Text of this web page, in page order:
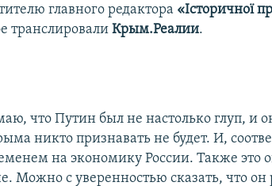
главного редактора «Історичної
транслировалиКрым.Реалии.
что Путин был не настолько глуп, и
никто признавать не будет. И,
на экономику России. Также это
Можно с уверенностью сказать, что он